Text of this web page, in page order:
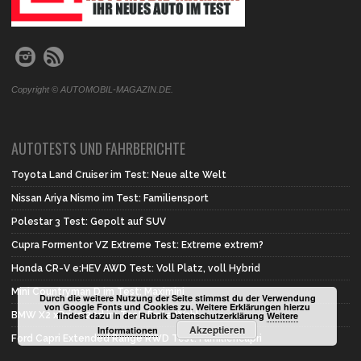
Copyright © AUTOMOBIL-MAGAZIN.DE.
AUTOTESTS UND FAHRBERICHTE
Toyota Land Cruiser im Test: Neue alte Welt
Nissan Ariya Nismo im Test: Familiensport
Polestar 3 Test: Gepolt auf SUV
Cupra Formentor VZ Extreme Test: Extreme extrem?
Honda CR-V e:HEV AWD Test: Voll Platz, voll Hybrid
Mini Countryman D im Test: Maximini
BMW X2 xDrive 20d im Test: Erste Wahl
Ford Capri Extended Range RWD Test: Familiencapri
Durch die weitere Nutzung der Seite stimmst du der Verwendung
von Google Fonts und Cookies zu. Weitere Erklärungen hierzu
findest dazu in der Rubrik DatenschutzerklärungWeitere
Informationen
Akzeptieren